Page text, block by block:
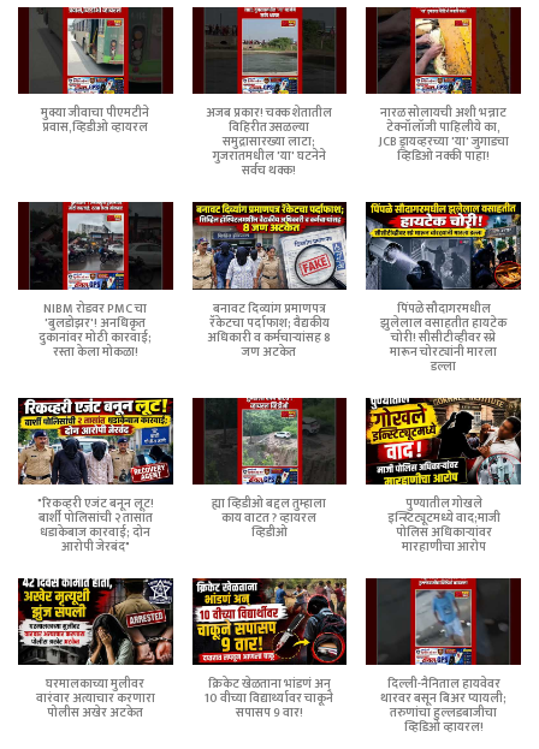
मुक्या जीवाचा पीएमटीने
प्रवास,व्हिडीओ व्हायरल
अजब प्रकार! चक्क शेतातील
विहिरीत उसळल्या
समुद्रासारख्या लाटा;
गुजरातमधील 'या' घटनेने
सर्वच थक्क!
नारळ सोलायची अशी भन्नाट
टेक्नॉलॉजी पाहिलीये का,
JCB ड्रायव्हरच्या 'या' जुगाडचा
व्हिडिओ नक्की पाहा!
NIBM रोडवर PMC चा
'बुलडोझर'! अनधिकृत
दुकानांवर मोठी कारवाई;
रस्ता केला मोकळा!
बनावट दिव्यांग प्रमाणपत्र
रॅकेटचा पर्दाफाश; वैद्यकीय
अधिकारी व कर्मचाऱ्यांसह 8
जण अटकेत
पिंपळे सौदागरमधील
झुलेलाल वसाहतीत हायटेक
चोरी! सीसीटीव्हीवर स्प्रे
मारून चोरट्यांनी मारला
डल्ला
"रिकव्हरी एजंट बनून लूट!
बार्शी पोलिसांची २ तासांत
धडाकेबाज कारवाई; दोन
आरोपी जेरबंद"
ह्या व्हिडीओ बद्दल तुम्हाला
काय वाटत ? व्हायरल
व्हिडीओ
पुण्यातील गोखले
इन्स्टिट्यूटमध्ये वाद;माजी
पोलिस अधिकाऱ्यांवर
मारहाणीचा आरोप
घरमालकाच्या मुलीवर
वारंवार अत्याचार करणारा
पोलीस अखेर अटकेत
क्रिकेट खेळताना भांडणं अन्
10 वीच्या विद्यार्थ्यावर चाकूने
सपासप 9 वार!
दिल्ली-नैनिताल हायवेवर
थारवर बसून बिअर प्यायली;
तरुणांचा हुल्लडबाजीचा
व्हिडिओ व्हायरल!